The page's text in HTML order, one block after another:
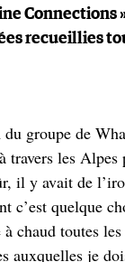
recueillies
groupe de
travers les
il y avait de
c’est quelque
chaud toutes
auxquelles je